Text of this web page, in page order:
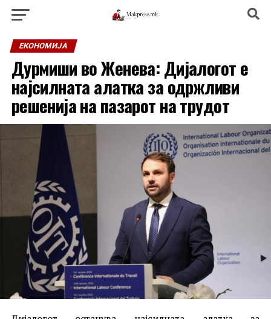
ЕКОНОМИЈА
Дурмиши во Женева: Дијалогот е
најсилната алатка за одржливи
решенија на пазарот на трудот